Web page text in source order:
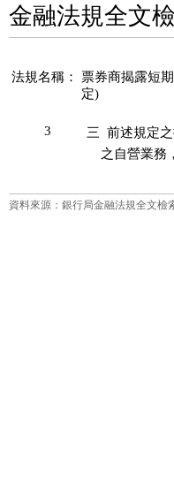
金融法規全文
法規名稱：
票券商揭露短
定)
3
三  前述規定
資料來源：銀行局金融法規全文檢